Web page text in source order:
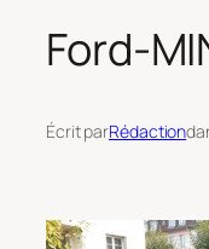
Ford-
Écrit parRédaction